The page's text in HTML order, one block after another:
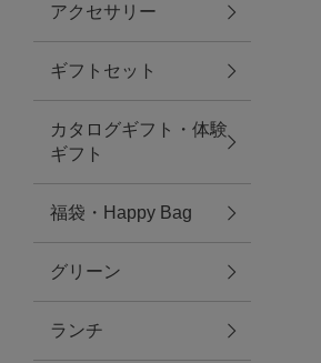
タオル
ウエア＆バッグ
ウエア
レイングッズ
アクセサリー
ファッション雑貨
アクセサリー
ギフトセット
カタログギフト・体験
ギフト
福袋・Happy Bag
グリーン
ランチ